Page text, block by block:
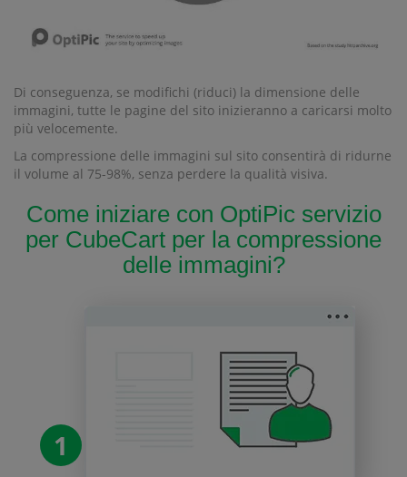
Di conseguenza, se modifichi (riduci) la dimensione delle
immagini, tutte le pagine del sito inizieranno a caricarsi molto
più velocemente.
La compressione delle immagini sul sito consentirà di ridurne
il volume al 75-98%, senza perdere la qualità visiva.
Come iniziare con OptiPic servizio
per CubeCart per la compressione
delle immagini?
1